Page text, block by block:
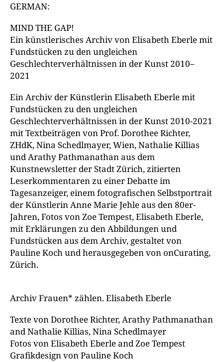
GERMAN:
MIND THE GAP!
Ein künstlerisches Archiv von Elisabeth Eberle mit
Fundstücken zu den ungleichen
Geschlechterverhältnissen in der Kunst 2010–
2021
Ein Archiv der Künstlerin Elisabeth Eberle mit
Fundstücken zu den ungleichen
Geschlechterverhältnissen in der Kunst 2010-2021
mit Textbeiträgen von Prof. Dorothee Richter,
ZHdK, Nina Schedlmayer, Wien, Nathalie Killias
und Arathy Pathmanathan aus dem
Kunstnewsletter der Stadt Zürich, zitierten
Leserkommentaren zu einer Debatte im
Tagesanzeiger, einem fotografischen Selbstportrait
der Künstlerin Anne Marie Jehle aus den 80er-
Jahren, Fotos von Zoe Tempest, Elisabeth Eberle,
mit Erklärungen zu den Abbildungen und
Fundstücken aus dem Archiv, gestaltet von
Pauline Koch und herausgegeben von onCurating,
Zürich.
Archiv Frauen* zählen. Elisabeth Eberle
Texte von Dorothee Richter, Arathy Pathmanathan
and Nathalie Killias, Nina Schedlmayer
Fotos von Elisabeth Eberle and Zoe Tempest
Grafikdesign von Pauline Koch